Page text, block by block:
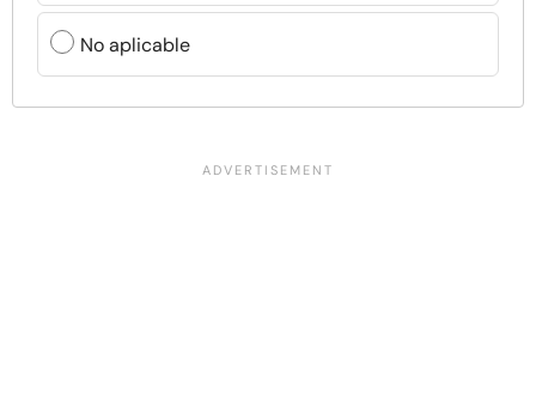
No aplicable